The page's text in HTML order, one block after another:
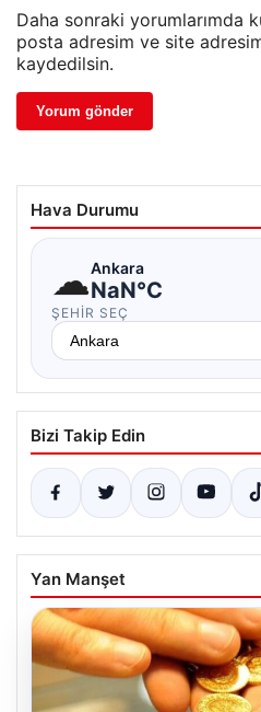
Daha sonraki yorumlarımda
posta adresim ve site
kaydedilsin.
Hava Durumu
☁Ankara
NaN°C
ŞEHIR SEÇ
Bizi Takip Edin
Yan Manşet